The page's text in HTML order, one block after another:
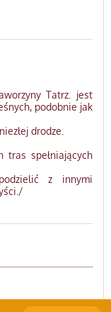
Tatrz. jest
podobnie jak
drodze.
tras spełniających
z innymi